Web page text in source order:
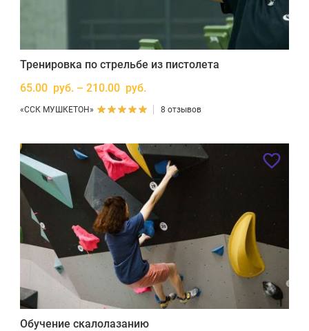
Тренировка по стрельбе из пистолета
65.00 руб. – 210.00 руб.
«ССК МУШКЕТОН» 8 отзывов
Обучение скалолазанию